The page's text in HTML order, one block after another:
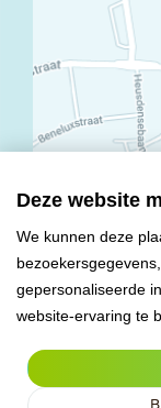
Deze website
We kunnen deze
gepersonaliseerde
website-ervaring te
© Copyright
Alle rechten